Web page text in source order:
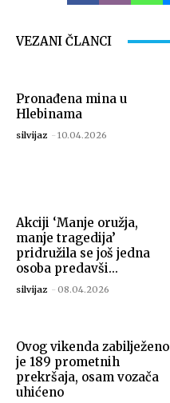
VEZANI ČLANCI
Pronađena mina u
Hlebinama
silvijaz - 10.04.2026
Akciji ‘Manje oružja,
manje tragedija’
pridružila se još jedna
osoba predavši...
silvijaz - 08.04.2026
Ovog vikenda zabilježeno
je 189 prometnih
prekršaja, osam vozača
uhićeno